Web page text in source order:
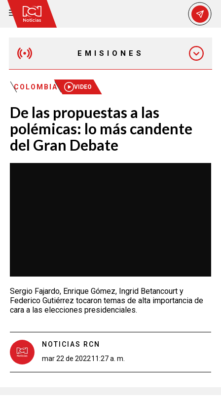
EMISIONES
MAÑANA EXPRESS
EMISIÓN 12:30 PM
EMISIÓN 7:00 PM
COLOMBIA VIDEO
De las propuestas a las
polémicas: lo más candente
del Gran Debate
Sergio Fajardo, Enrique Gómez, Ingrid Betancourt y
Federico Gutiérrez tocaron temas de alta importancia de
cara a las elecciones presidenciales.
NOTICIAS RCN
mar 22 de 202211:27 a. m.